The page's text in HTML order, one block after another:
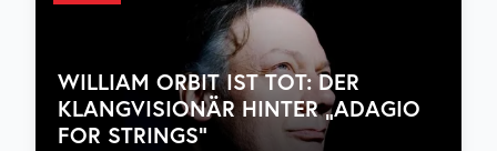
WILLIAM ORBIT IST TOT: DER
KLANGVISIONÄR HINTER „ADAGIO
FOR STRINGS“